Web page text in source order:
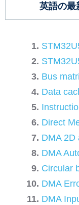
英語の最
Bus
Data
Direct
DMA 2D
DMA
Circular
DMA
DMA